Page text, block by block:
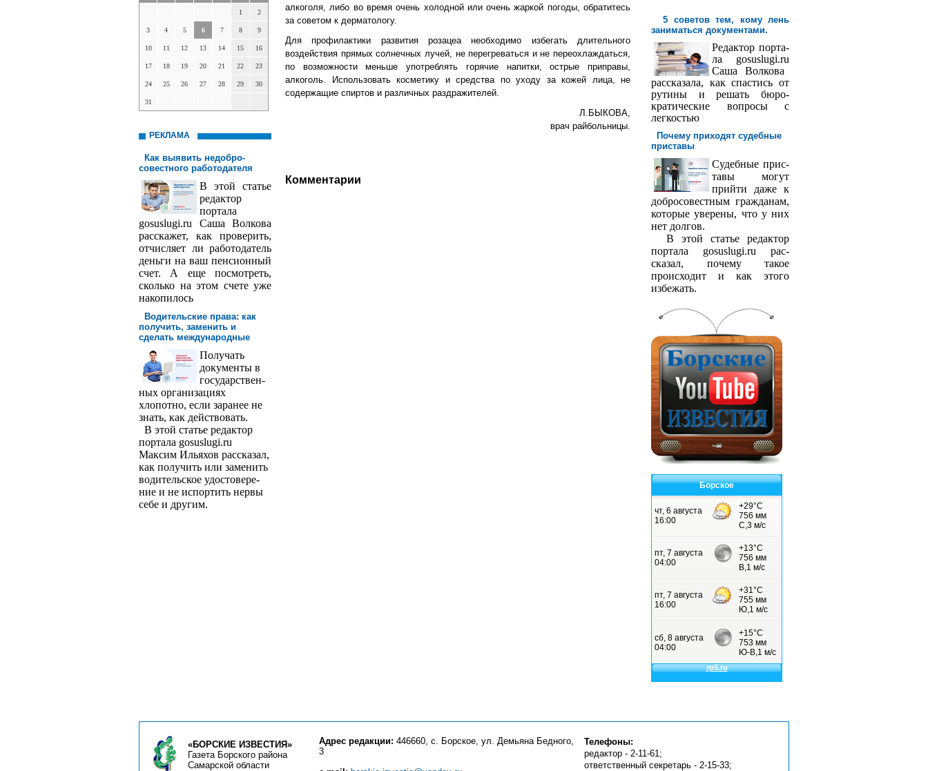
1 2
3 4 5 6 7 8 9
10 11 12 13 14 15 16
17 18 19 20 21 22 23
24 25 26 27 28 29 30
31
РЕКЛАМА
Как выявить недобро­
совестного работодателя
В этой статье
редактор
порта­ла
gosuslugi.ru Саша Волкова
расскажет, как проверить,
отчисляет ли работодатель
деньги на ваш пенсионный
счет. А еще посмотреть,
сколько на этом счете уже
накопилось
Водительские права: как
получить, заменить и
сделать международ­ные
Получать
доку­менты в
государствен­
ных организациях
хлопотно, если заранее не
знать, как действовать.
В этой статье редактор
портала gosuslugi.ru
Максим Ильяхов рассказал,
как получить или заменить
водительское удостовере­
ние и не испортить нервы
себе и другим.
алкоголя, либо во время очень холодной или очень жаркой погоды, обратитесь
за советом к дерматологу.
Для профилактики развития розацеа необходимо избегать длительного
воздействия прямых солнечных лучей, не перегреваться и не переохлаждаться,
по возможности меньше употреблять горячие напитки, острые приправы,
алкоголь. Использовать косметику и средства по уходу за кожей лица, не
содержащие спиртов и различных раздражителей.
Л.БЫКОВА,
врач райбольницы.
Комментарии
5 советов тем, кому лень
заниматься документами.
Редактор порта­
ла gosuslugi.ru
Саша Волкова
рассказала, как спастись от
рутины и решать бюро­
кратические вопросы с
легкостью
Почему приходят судебные
приставы
Судебные прис­
тавы могут
прийти даже к
добросовестным гражданам,
которые уверены, что у них
нет долгов.
В этой статье редактор
портала gosuslugi.ru рас­
сказал, почему такое
происходит и как этого
избежать.
Борское
«БОРСКИЕ ИЗВЕСТИЯ»
Газета Борского района
Самарской области
Адрес редакции: 446660, с. Борское, ул. Демьяна Бедного,
3
Телефоны:
редактор - 2-11-61;
ответственный секретарь - 2-15-33;